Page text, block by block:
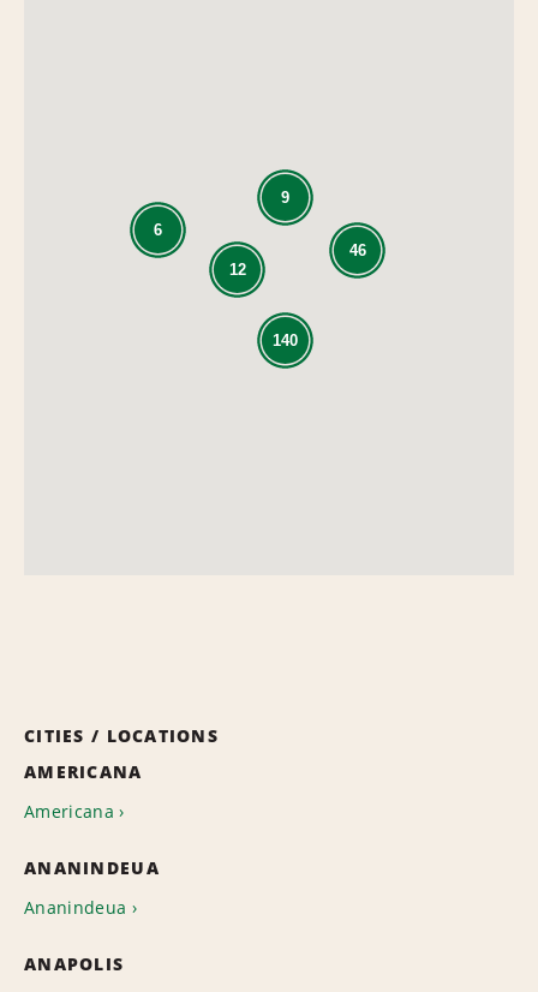
140
46
6
9
12
CITIES / LOCATIONS
AMERICANA
Americana
ANANINDEUA
Ananindeua
ANAPOLIS